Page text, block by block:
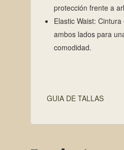
protección frente a
Elastic Waist:
ambos lados para
comodidad.
GUIA DE TALLAS